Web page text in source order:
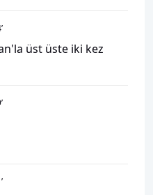
’
üst üste iki kez
’
’